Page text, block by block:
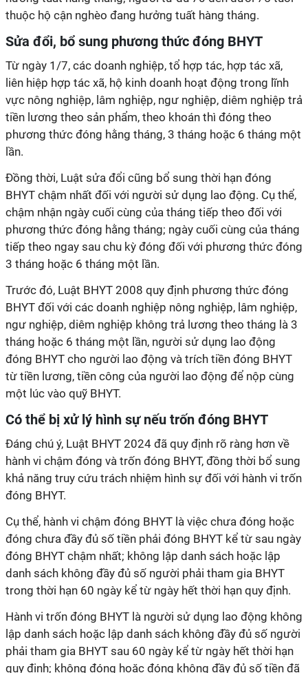
thuộc hộ cận nghèo đang hưởng tuất hàng tháng.
Sửa đổi, bổ sung phương thức đóng BHYT
Từ ngày 1/7, các doanh nghiệp, tổ hợp tác, hợp tác xã,
liên hiệp hợp tác xã, hộ kinh doanh hoạt động trong lĩnh
vực nông nghiệp, lâm nghiệp, ngư nghiệp, diêm nghiệp trả
tiền lương theo sản phẩm, theo khoán thì đóng theo
phương thức đóng hằng tháng, 3 tháng hoặc 6 tháng một
lần.
Đồng thời, Luật sửa đổi cũng bổ sung thời hạn đóng
BHYT chậm nhất đối với người sử dụng lao động. Cụ thể,
chậm nhận ngày cuối cùng của tháng tiếp theo đối với
phương thức đóng hằng tháng; ngày cuối cùng của tháng
tiếp theo ngay sau chu kỳ đóng đối với phương thức đóng
3 tháng hoặc 6 tháng một lần.
Trước đó, Luật BHYT 2008 quy định phương thức đóng
BHYT đối với các doanh nghiệp nông nghiệp, lâm nghiệp,
ngư nghiệp, diêm nghiệp không trả lương theo tháng là 3
tháng hoặc 6 tháng một lần, người sử dụng lao động
đóng BHYT cho người lao động và trích tiền đóng BHYT
từ tiền lương, tiền công của người lao động để nộp cùng
một lúc vào quỹ BHYT.
Có thể bị xử lý hình sự nếu trốn đóng BHYT
Đáng chú ý, Luật BHYT 2024 đã quy định rõ ràng hơn về
hành vi chậm đóng và trốn đóng BHYT, đồng thời bổ sung
khả năng truy cứu trách nhiệm hình sự đối với hành vi trốn
đóng BHYT.
Cụ thể, hành vi chậm đóng BHYT là việc chưa đóng hoặc
đóng chưa đầy đủ số tiền phải đóng BHYT kể từ sau ngày
đóng BHYT chậm nhất; không lập danh sách hoặc lập
danh sách không đầy đủ số người phải tham gia BHYT
trong thời hạn 60 ngày kể từ ngày hết thời hạn quy định.
Hành vi trốn đóng BHYT là người sử dụng lao động không
lập danh sách hoặc lập danh sách không đầy đủ số người
phải tham gia BHYT sau 60 ngày kể từ ngày hết thời hạn
quy định; không đóng hoặc đóng không đầy đủ số tiền đã